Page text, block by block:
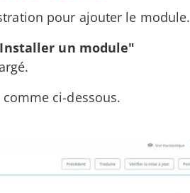
pour ajouter le module.
un module"
ci-dessous.